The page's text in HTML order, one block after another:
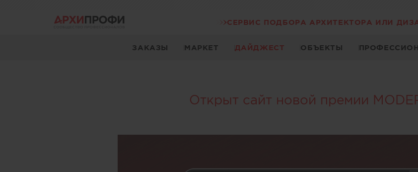
СЕРВИС ПОДБОРА АРХИТЕКТОРА ИЛИ
ЗАКАЗЫ МАРКЕТ ДАЙДЖЕСТ ОБЪЕКТЫ
Открыт сайт новой премии